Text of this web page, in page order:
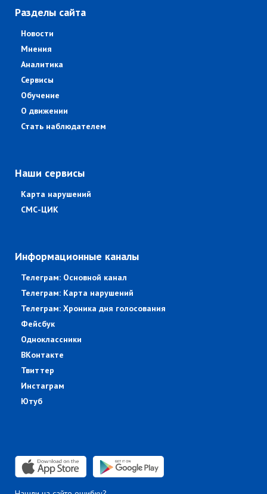
Разделы сайта
Новости
Мнения
Аналитика
Сервисы
Обучение
О движении
Стать наблюдателем
Наши сервисы
Карта нарушений
СМС-ЦИК
Информационные каналы
Телеграм: Основной канал
Телеграм: Карта нарушений
Телеграм: Хроника дня голосования
Фейсбук
Одноклассники
ВКонтакте
Твиттер
Инстаграм
Ютуб